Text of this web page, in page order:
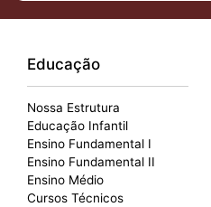
Educação
Nossa Estrutura
Educação Infantil
Ensino Fundamental I
Ensino Fundamental II
Ensino Médio
Cursos Técnicos